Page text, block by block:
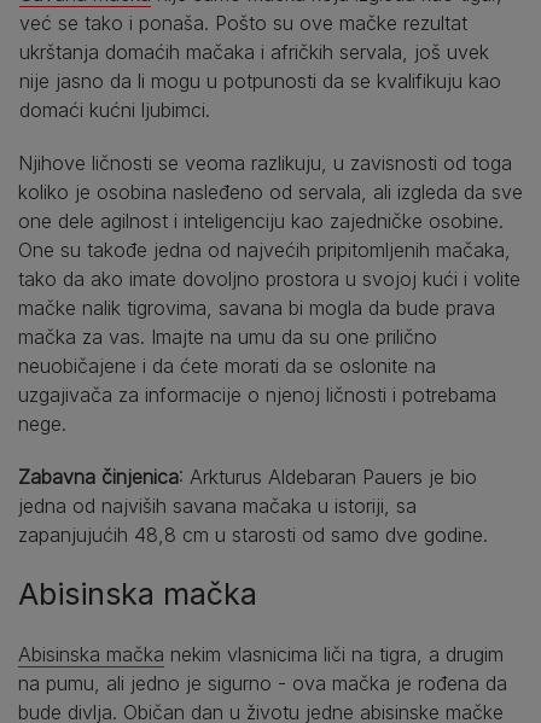
već se tako i ponaša. Pošto su ove mačke rezultat
ukrštanja domaćih mačaka i afričkih servala, još uvek
nije jasno da li mogu u potpunosti da se kvalifikuju kao
domaći kućni ljubimci.
Njihove ličnosti se veoma razlikuju, u zavisnosti od toga
koliko je osobina nasleđeno od servala, ali izgleda da sve
one dele agilnost i inteligenciju kao zajedničke osobine.
One su takođe jedna od najvećih pripitomljenih mačaka,
tako da ako imate dovoljno prostora u svojoj kući i volite
mačke nalik tigrovima, savana bi mogla da bude prava
mačka za vas. Imajte na umu da su one prilično
neuobičajene i da ćete morati da se oslonite na
uzgajivača za informacije o njenoj ličnosti i potrebama
nege.
Zabavna činjenica: Arkturus Aldebaran Pauers je bio
jedna od najviših savana mačaka u istoriji, sa
zapanjujućih 48,8 cm u starosti od samo dve godine.
Abisinska mačka
Abisinska mačka nekim vlasnicima liči na tigra, a drugim
na pumu, ali jedno je sigurno - ova mačka je rođena da
bude divlja. Običan dan u životu jedne abisinske mačke